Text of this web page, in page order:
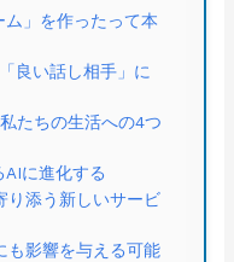
ム」を作ったって本
良い話し相手」に
たちの生活への4つ
AIに進化する
り添う新しいサービ
も影響を与える可能